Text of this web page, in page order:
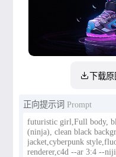
下载原
正向提示词 Prompt
futuristic girl,Full body,
(ninja), clean black
jacket,cyberpunk
renderer,c4d --ar 3:4 --